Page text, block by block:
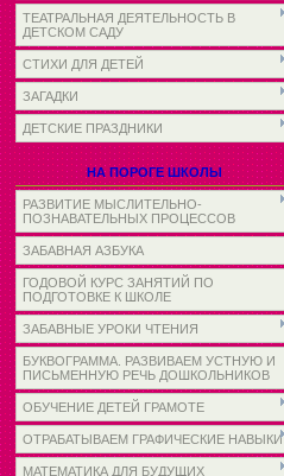
ТЕАТРАЛЬНАЯ ДЕЯТЕЛЬНОСТЬ В
ДЕТСКОМ САДУ
СТИХИ ДЛЯ ДЕТЕЙ
ЗАГАДКИ
ДЕТСКИЕ ПРАЗДНИКИ
НА ПОРОГЕ ШКОЛЫ
РАЗВИТИЕ МЫСЛИТЕЛЬНО-
ПОЗНАВАТЕЛЬНЫХ ПРОЦЕССОВ
ЗАБАВНАЯ АЗБУКА
ГОДОВОЙ КУРС ЗАНЯТИЙ ПО
ПОДГОТОВКЕ К ШКОЛЕ
ЗАБАВНЫЕ УРОКИ ЧТЕНИЯ
БУКВОГРАММА. РАЗВИВАЕМ УСТНУЮ И
ПИСЬМЕННУЮ РЕЧЬ ДОШКОЛЬНИКОВ
ОБУЧЕНИЕ ДЕТЕЙ ГРАМОТЕ
ОТРАБАТЫВАЕМ ГРАФИЧЕСКИЕ НАВЫКИ
МАТЕМАТИКА ДЛЯ БУДУЩИХ